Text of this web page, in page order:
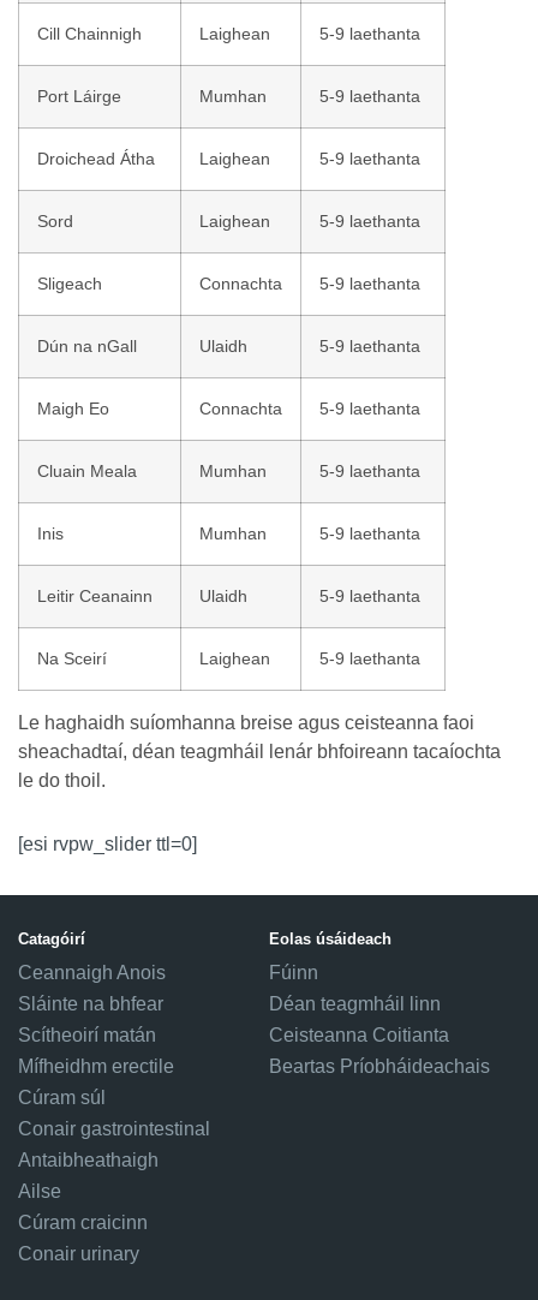
Cill Chainnigh Laighean 5-9 laethanta
Port Láirge Mumhan 5-9 laethanta
Droichead Átha Laighean 5-9 laethanta
Sord Laighean 5-9 laethanta
Sligeach Connachta 5-9 laethanta
Dún na nGall Ulaidh 5-9 laethanta
Maigh Eo Connachta 5-9 laethanta
Cluain Meala Mumhan 5-9 laethanta
Inis Mumhan 5-9 laethanta
Leitir Ceanainn Ulaidh 5-9 laethanta
Na Sceirí Laighean 5-9 laethanta
Le haghaidh suíomhanna breise agus ceisteanna faoi
sheachadtaí, déan teagmháil lenár bhfoireann tacaíochta
le do thoil.
[esi rvpw_slider ttl=0]
Catagóirí
Ceannaigh Anois
Sláinte na bhfear
Scítheoirí matán
Mífheidhm erectile
Cúram súl
Conair gastrointestinal
Antaibheathaigh
Ailse
Cúram craicinn
Conair urinary
Eolas úsáideach
Fúinn
Déan teagmháil linn
Ceisteanna Coitianta
Beartas Príobháideachais